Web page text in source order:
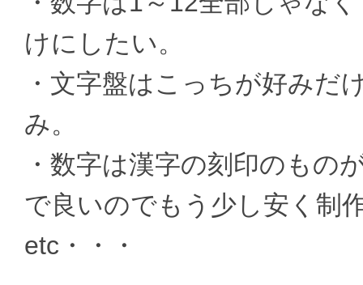
けにしたい。
・文字盤はこっちが好みだ
み。
・数字は漢字の刻印のもの
で良いのでもう少し安く制
etc・・・